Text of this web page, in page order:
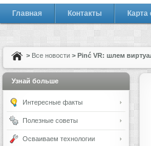
Главная Контакты Карта
> Все новости > Pinć VR: шлем
Узнай больше
Интересные факты
Полезные советы
Осваиваем технологии